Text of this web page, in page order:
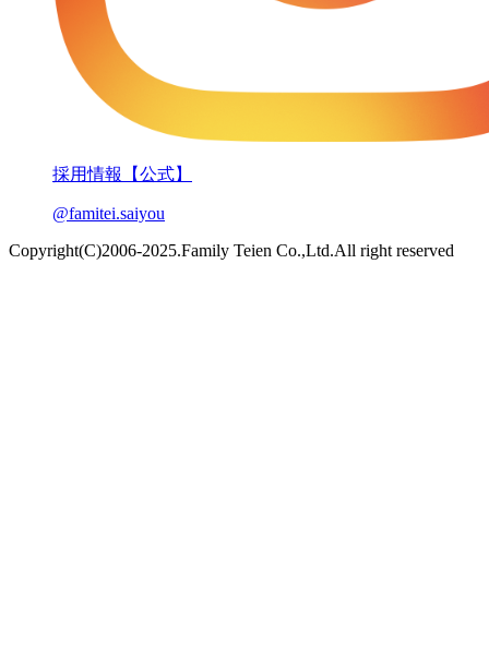
採用情報【公式】
@famitei.saiyou
Copyright(C)2006-2025.Family Teien Co.,Ltd.All right reserved